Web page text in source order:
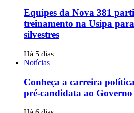
Equipes da Nova 381
treinamento na Usipa
silvestres
Há 5 dias
Notícias
Conheça a carreira
pré-candidata ao